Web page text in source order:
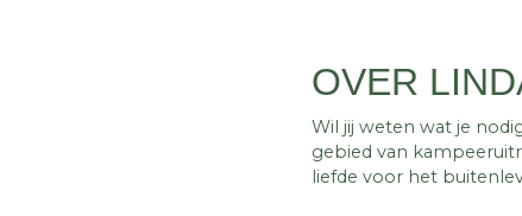
OVER
Wil jij weten wat je
gebied van
liefde voor het